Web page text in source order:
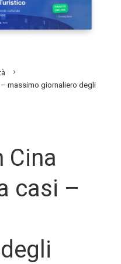
massimo giornaliero degli
Cina
casi –